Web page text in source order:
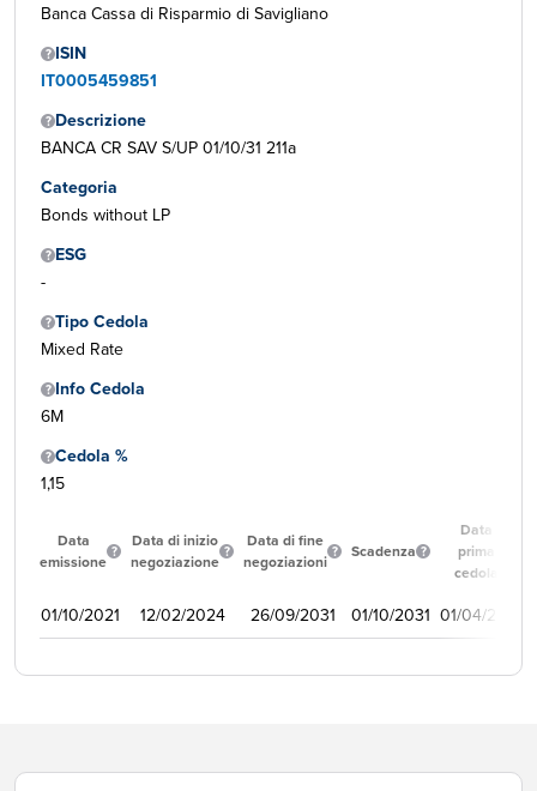
Banca Cassa di Risparmio di Savigliano
ISIN
IT0005459851
Descrizione
BANCA CR SAV S/UP 01/10/31 211a
Categoria
Bonds without LP
ESG
-
Tipo Cedola
Mixed Rate
Info Cedola
6M
Cedola %
1,15
Data
emissione
Data di inizio
negoziazione
Data di fine
negoziazioni
Scadenza
Data
prima
cedola
01/10/2021 12/02/2024 26/09/2031 01/10/2031 01/04/2022